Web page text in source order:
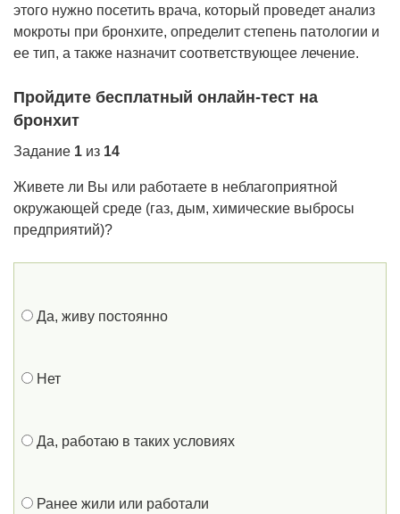
этого нужно посетить врача, который проведет анализ
мокроты при бронхите, определит степень патологии и
ее тип, а также назначит соответствующее лечение.
Пройдите бесплатный онлайн-тест на
бронхит
Задание 1 из 14
Живете ли Вы или работаете в неблагоприятной
окружающей среде (газ, дым, химические выбросы
предприятий)?
Да, живу постоянно
Нет
Да, работаю в таких условиях
Ранее жили или работали